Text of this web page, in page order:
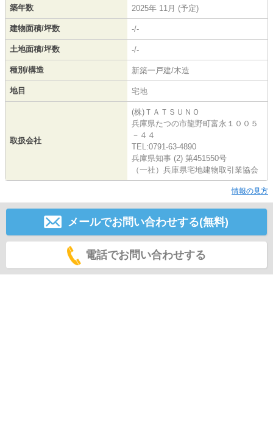
築年数 2025年 11月 (予定)
建物面積/坪数 -/-
土地面積/坪数 -/-
種別/構造 新築一戸建/木造
地目 宅地
取扱会社
(株)ＴＡＴＳＵＮＯ
兵庫県たつの市龍野町富永１００５
－４４
TEL:0791-63-4890
兵庫県知事 (2) 第451550号
（一社）兵庫県宅地建物取引業協会
情報の見方
メールでお問い合わせする(無料)
電話でお問い合わせする